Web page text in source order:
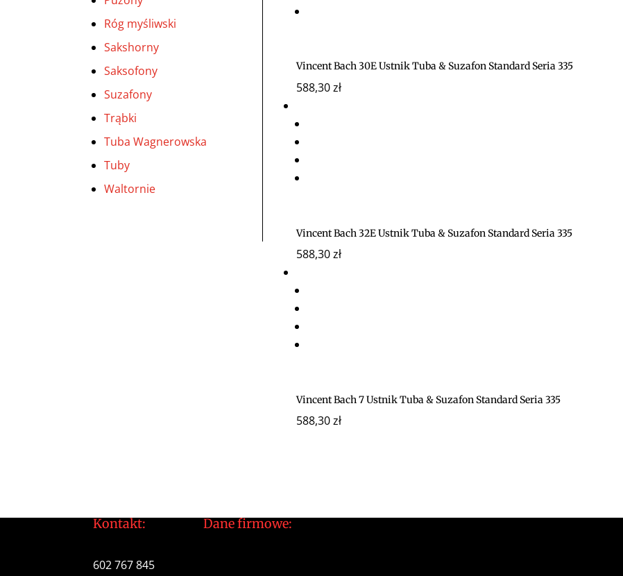
Róg myśliwski
Sakshorny
Saksofony
Suzafony
Trąbki
Tuba Wagnerowska
Tuby
Waltornie
Vincent Bach 30E Ustnik Tuba & Suzafon Standard Seria 335
588,30zł
Vincent Bach 32E Ustnik Tuba & Suzafon Standard Seria 335
588,30zł
Vincent Bach 7 Ustnik Tuba & Suzafon Standard Seria 335
588,30zł
Kontakt:
602 767 845
Dane firmowe: